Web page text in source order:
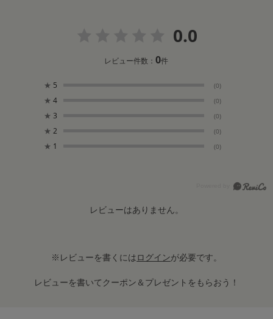
0.0
レビュー件数：0件
★ 5 (0)
★ 4 (0)
★ 3 (0)
★ 2 (0)
★ 1 (0)
レビューはありません。
※レビューを書くにはログインが必要です。
レビューを書いてクーポン＆プレゼントをもらおう！